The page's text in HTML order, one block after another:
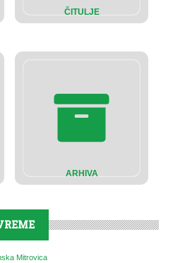
ČITULJE
ARHIVA
Mitrovica